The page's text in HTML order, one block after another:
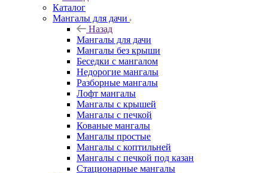
Каталог
Мангалы для дачи
Назад
Мангалы для дачи
Мангалы без крыши
Беседки с мангалом
Недорогие мангалы
Разборные мангалы
Лофт мангалы
Мангалы с крышей
Мангалы с печкой
Кованые мангалы
Мангалы простые
Мангалы с коптильней
Мангалы с печкой под казан
Стационарные мангалы